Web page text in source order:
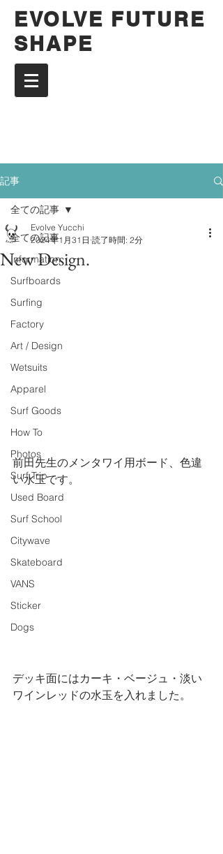
EVOLVE FUTURE
SHAPE
記事
全ての記事
Information
Surfboards
Surfing
Factory
Art / Design
Wetsuits
Apparel
Surf Goods
How To
Photos
Surf Trip
Used Board
Surf School
Citywave
Skateboard
VANS
Sticker
Dogs
全ての記事
New Design.
Evolve Yucchi
2024年1月31日 読了時間: 2分
前田先生のメンタワイ用ボード、色違
い水玉です。
デッキ面にはカーキ・ベージュ・淡い
ワインレッドの水玉を入れました。